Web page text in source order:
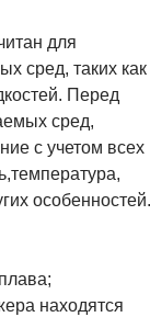
для
сред, таких как
Перед
сред,
с учетом всех
особенностей.
находятся